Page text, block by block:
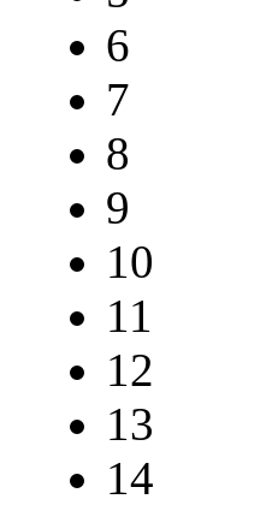
6
7
8
9
10
11
12
13
14